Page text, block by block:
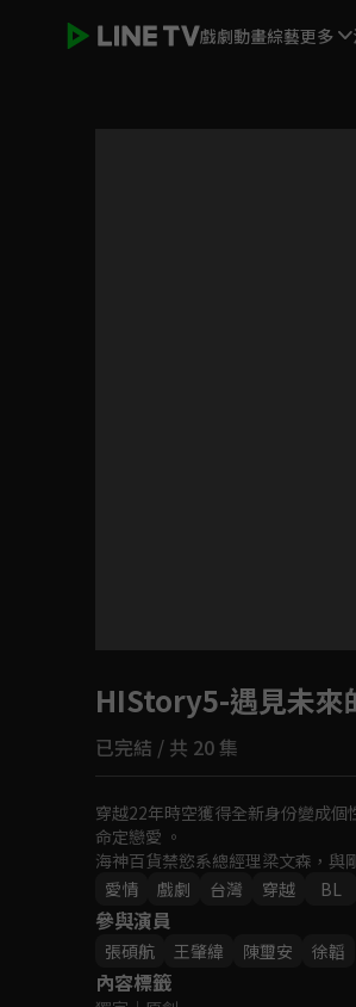
戲劇動畫綜藝更多
HIStory5-遇見未來
已完結 / 共 20 集
穿越22年時空獲得全新身份變成
命定戀愛 。
海神百貨禁慾系總經理梁文森，與
愛情
戲劇 台灣 穿越 BL
參與演員
張碩航 王肇緯 陳璽安 徐韜
內容標籤